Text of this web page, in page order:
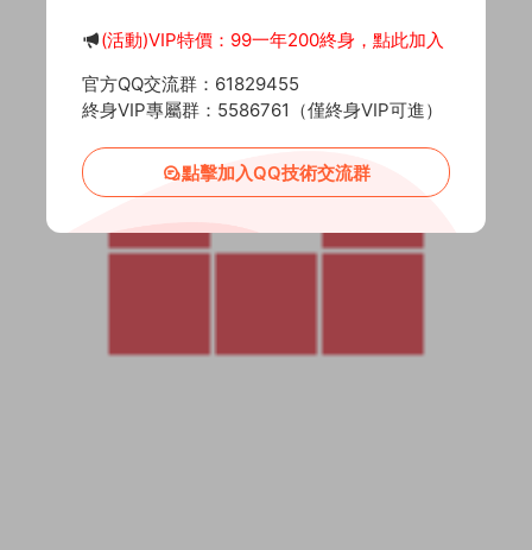
(活動)VIP特價：99一年200終身，點此加入
官方QQ交流群：61829455
終身VIP專屬群：5586761（僅終身VIP可進）
點擊加入QQ技術交流群